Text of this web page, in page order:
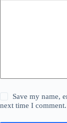
Save my name,
next time I comment.